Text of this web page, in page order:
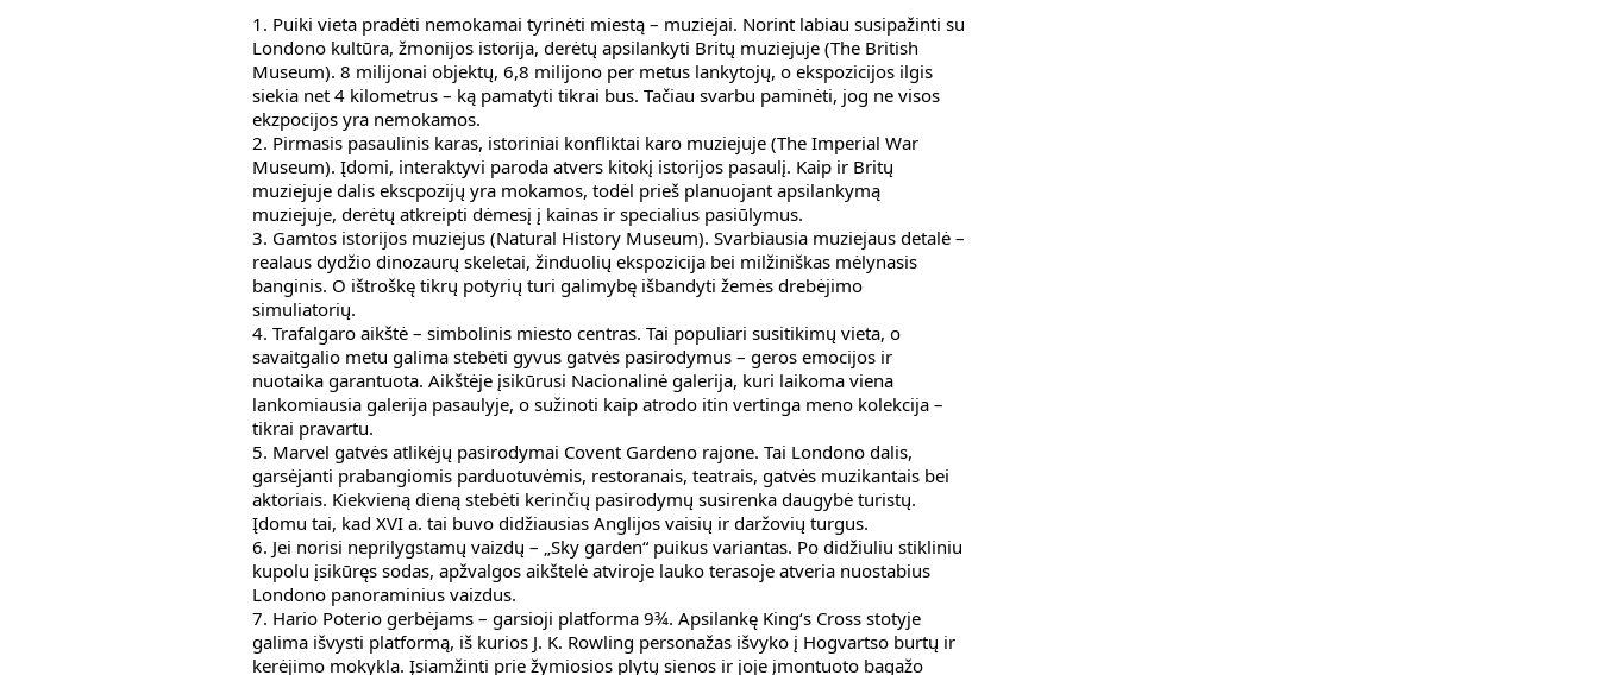
1. Puiki vieta pradėti nemokamai tyrinėti miestą – muziejai. Norint labiau susipažinti su
Londono kultūra, žmonijos istorija, derėtų apsilankyti Britų muziejuje (The British
Museum). 8 milijonai objektų, 6,8 milijono per metus lankytojų, o ekspozicijos ilgis
siekia net 4 kilometrus – ką pamatyti tikrai bus. Tačiau svarbu paminėti, jog ne visos
ekzpocijos yra nemokamos.
2. Pirmasis pasaulinis karas, istoriniai konfliktai karo muziejuje (The Imperial War
Museum). Įdomi, interaktyvi paroda atvers kitokį istorijos pasaulį. Kaip ir Britų
muziejuje dalis ekscpozijų yra mokamos, todėl prieš planuojant apsilankymą
muziejuje, derėtų atkreipti dėmesį į kainas ir specialius pasiūlymus.
3. Gamtos istorijos muziejus (Natural History Museum). Svarbiausia muziejaus detalė –
realaus dydžio dinozaurų skeletai, žinduolių ekspozicija bei milžiniškas mėlynasis
banginis. O ištroškę tikrų potyrių turi galimybę išbandyti žemės drebėjimo
simuliatorių.
4. Trafalgaro aikštė – simbolinis miesto centras. Tai populiari susitikimų vieta, o
savaitgalio metu galima stebėti gyvus gatvės pasirodymus – geros emocijos ir
nuotaika garantuota. Aikštėje įsikūrusi Nacionalinė galerija, kuri laikoma viena
lankomiausia galerija pasaulyje, o sužinoti kaip atrodo itin vertinga meno kolekcija –
tikrai pravartu.
5. Marvel gatvės atlikėjų pasirodymai Covent Gardeno rajone. Tai Londono dalis,
garsėjanti prabangiomis parduotuvėmis, restoranais, teatrais, gatvės muzikantais bei
aktoriais. Kiekvieną dieną stebėti kerinčių pasirodymų susirenka daugybė turistų.
Įdomu tai, kad XVI a. tai buvo didžiausias Anglijos vaisių ir daržovių turgus.
6. Jei norisi neprilygstamų vaizdų – „Sky garden“ puikus variantas. Po didžiuliu stikliniu
kupolu įsikūręs sodas, apžvalgos aikštelė atviroje lauko terasoje atveria nuostabius
Londono panoraminius vaizdus.
7. Hario Poterio gerbėjams – garsioji platforma 9¾. Apsilankę King‘s Cross stotyje
galima išvysti platformą, iš kurios J. K. Rowling personažas išvyko į Hogvartso burtų ir
kerėjimo mokykla. Įsiamžinti prie žymiosios plytų sienos ir joje įmontuoto bagažo